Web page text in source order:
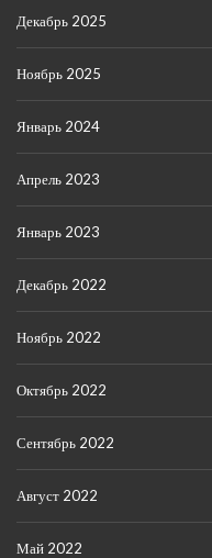
Декабрь 2025
Ноябрь 2025
Январь 2024
Апрель 2023
Январь 2023
Декабрь 2022
Ноябрь 2022
Октябрь 2022
Сентябрь 2022
Август 2022
Май 2022